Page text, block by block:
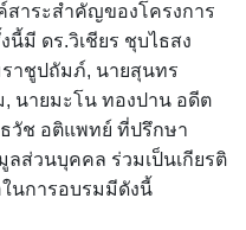
สาระสำคัญของโครงการ
มี ดร.วิเชียร ชุบไธสง
าชูปถัมภ์, นายสุนทร
นายมะโน ทองปาน อดีต
วัช อติแพทย์ ที่ปรึกษา
ส่วนบุคคล ร่วมเป็นเกียรติ
นการอบรมมีดังนี้